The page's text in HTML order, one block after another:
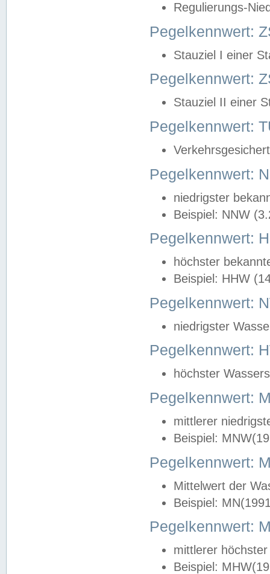
Regulierungs-
Pegelkennwert:
Stauziel I einer
Pegelkennwert:
Stauziel II einer
Pegelkennwert:
Pegelkennwert:
niedrigster
Beispiel: NNW
Pegelkennwert:
höchster
Beispiel: HHW
Pegelkennwert:
niedrigster
Pegelkennwert:
höchster
Pegelkennwert:
mittlerer
Beispiel:
Pegelkennwert:
Mittelwert der
Beispiel:
Pegelkennwert:
mittlerer
Beispiel: